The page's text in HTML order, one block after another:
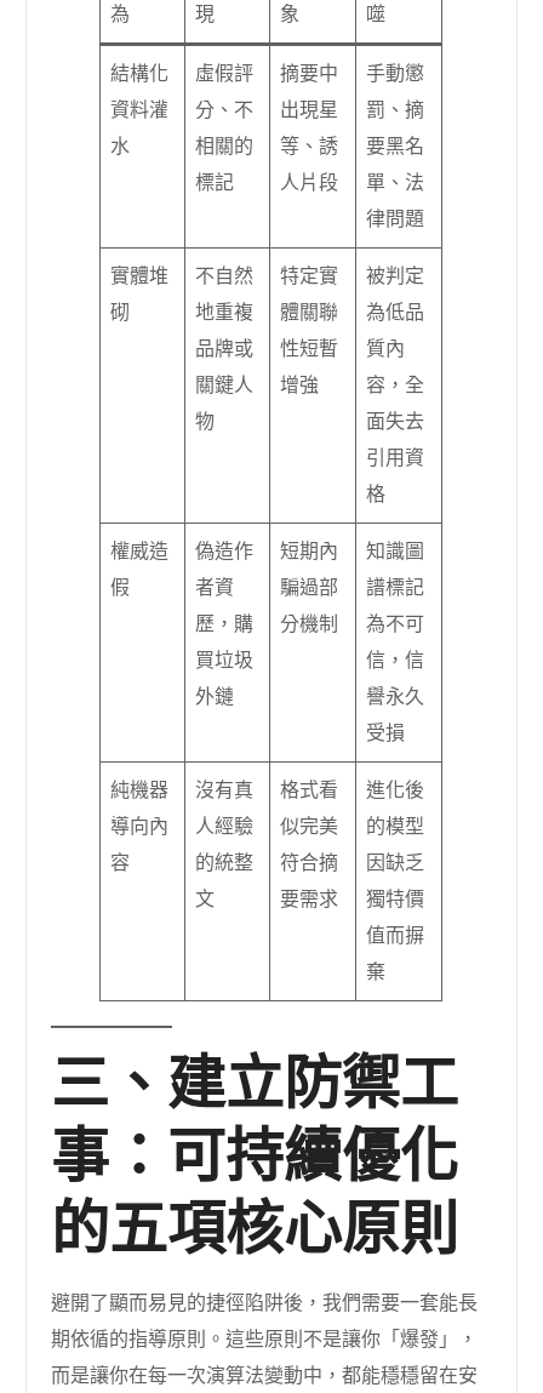
為
現
象
噬
結構化
資料灌
水
虛假評
分、不
相關的
標記
摘要中
出現星
等、誘
人片段
手動懲
罰、摘
要黑名
單、法
律問題
實體堆
砌
不自然
地重複
品牌或
關鍵人
物
特定實
體關聯
性短暫
增強
被判定
為低品
質內
容，全
面失去
引用資
格
權威造
假
偽造作
者資
歷，購
買垃圾
外鏈
短期內
騙過部
分機制
知識圖
譜標記
為不可
信，信
譽永久
受損
純機器
導向內
容
沒有真
人經驗
的統整
文
格式看
似完美
符合摘
要需求
進化後
的模型
因缺乏
獨特價
值而摒
棄
三、建立防禦工
事：可持續優化
的五項核心原則
避開了顯而易見的捷徑陷阱後，我們需要一套能長
期依循的指導原則。這些原則不是讓你「爆發」，
而是讓你在每一次演算法變動中，都能穩穩留在安